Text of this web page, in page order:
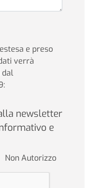
e preso
verrà
dal
newsletter
e
Non Autorizzo